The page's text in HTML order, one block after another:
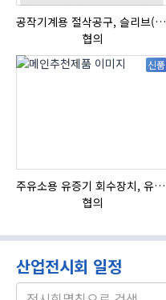
공작기계용 절삭공구, 슬리브(SLEEVE)
협의
신품
주유소용 유증기 회수장치, 유증기 회수장치, 방폭형, 방폭형 유증기 회수장치
협의
산업전시회 일정